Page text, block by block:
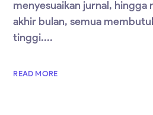
menyesuaikan jurnal, hingga
akhir bulan, semua
tinggi....
READ MORE